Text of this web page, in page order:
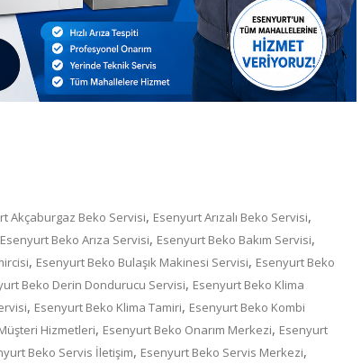
Akçaburgaz Beko Servisi, Esenyurt Arızalı Beko Servisi,
Esenyurt Beko Arıza Servisi, Esenyurt Beko Bakım Servisi,
, Esenyurt Beko Bulaşık Makinesi Servisi, Esenyurt Beko
Beko Derin Dondurucu Servisi, Esenyurt Beko Klima
, Esenyurt Beko Klima Tamiri, Esenyurt Beko Kombi
Hizmetleri, Esenyurt Beko Onarım Merkezi, Esenyurt
Beko Servis İletişim, Esenyurt Beko Servis Merkezi,